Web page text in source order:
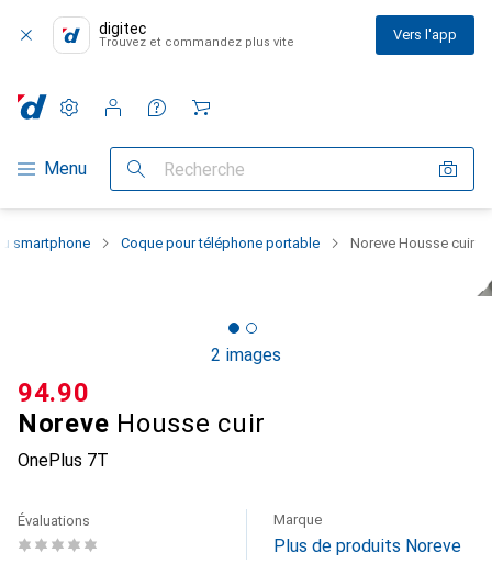
digitec
Trouvez et commandez plus vite Vers l'app
Navigation par catégorie
Menu Recherche
Paramètres
Compte client
Listes de comparaison
Listes d'envies
Panier
smartphone Coque pour téléphone portable Noreve Housse cuir
2 images
Noreve Housse cuir
OnePlus 7T
CHF
94.90
Évaluations Marque
Plus de produits Noreve